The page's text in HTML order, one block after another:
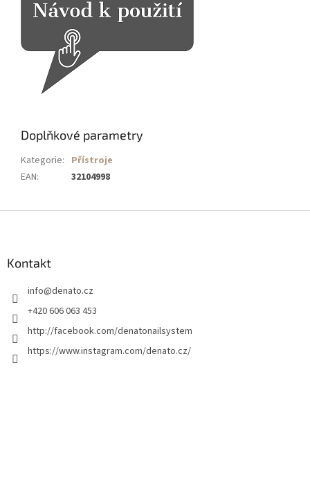
Doplňkové parametry
Kategorie: Přístroje
EAN: 32104998
Kontakt
info@denato.cz
+420 606 063 453
http://facebook.com/denatonailsystem
https://www.instagram.com/denato.cz/